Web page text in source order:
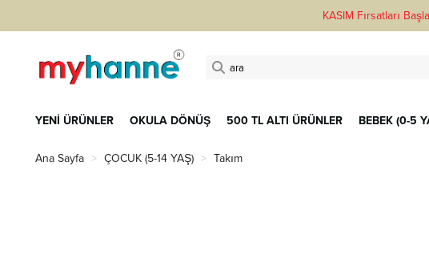
KASIM Fırsatları
YENİ ÜRÜNLER
OKULA DÖNÜŞ 500 TL ALTI ÜRÜNLER BEBEK (0-5
Ana Sayfa ÇOCUK (5-14 YAŞ) Takım